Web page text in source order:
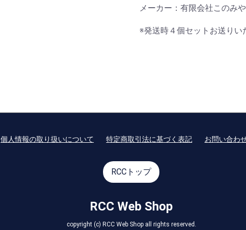
メーカー：有限会社このみや
※発送時４個セットお送りい
個人情報の取り扱いについて 特定商取引法に基づく表記 お問い合わ
RCCトップ
RCC Web Shop
copyright (c) RCC Web Shop all rights reserved.